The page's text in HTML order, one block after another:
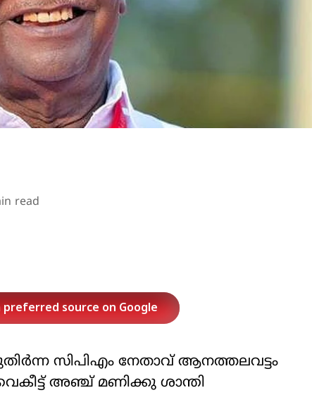
read
preferred source on Google
സിപിഎം നേതാവ് ആനത്തലവട്ടം
അഞ്ച് മണിക്കു ശാന്തി